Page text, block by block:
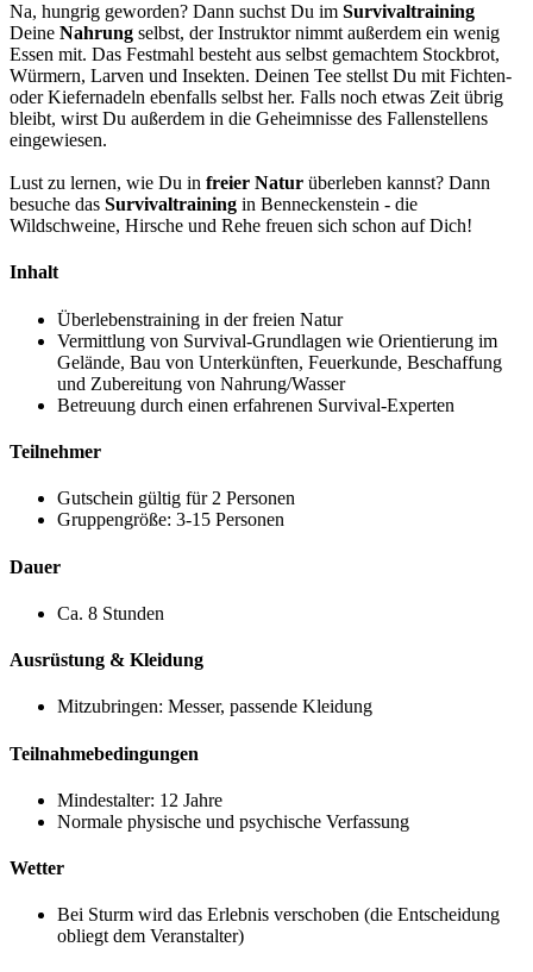
Na, hungrig geworden? Dann suchst Du im Survivaltraining
Deine Nahrung selbst, der Instruktor nimmt außerdem ein wenig
Essen mit. Das Festmahl besteht aus selbst gemachtem Stockbrot,
Würmern, Larven und Insekten. Deinen Tee stellst Du mit Fichten-
oder Kiefernadeln ebenfalls selbst her. Falls noch etwas Zeit übrig
bleibt, wirst Du außerdem in die Geheimnisse des Fallenstellens
eingewiesen.
Lust zu lernen, wie Du in freier Natur überleben kannst? Dann
besuche das Survivaltraining in Benneckenstein - die
Wildschweine, Hirsche und Rehe freuen sich schon auf Dich!
Inhalt
Überlebenstraining in der freien Natur
Vermittlung von Survival-Grundlagen wie Orientierung im
Gelände, Bau von Unterkünften, Feuerkunde, Beschaffung
und Zubereitung von Nahrung/Wasser
Betreuung durch einen erfahrenen Survival-Experten
Teilnehmer
Gutschein gültig für 2 Personen
Gruppengröße: 3-15 Personen
Dauer
Ca. 8 Stunden
Ausrüstung & Kleidung
Mitzubringen: Messer, passende Kleidung
Teilnahmebedingungen
Mindestalter: 12 Jahre
Normale physische und psychische Verfassung
Wetter
Bei Sturm wird das Erlebnis verschoben (die Entscheidung
obliegt dem Veranstalter)